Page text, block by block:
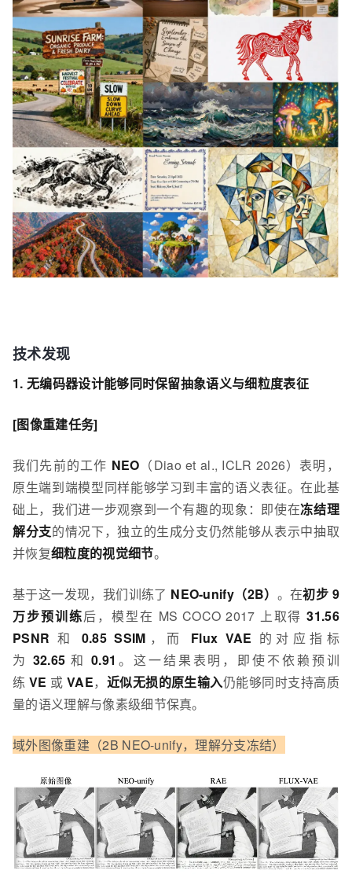
技术发现
1. 无编码器设计能够同时保留抽象语义与细粒度表征
[图像重建任务]
我们先前的工作 NEO （Diao et al., ICLR 2026）表明，
原生端到端模型同样能够学习到丰富的语义表征。在此基
础上，我们进一步观察到一个有趣的现象：即使在冻结理
解分支的情况下，独立的生成分支仍然能够从表示中抽取
并恢复细粒度的视觉细节。
基于这一发现，我们训练了 NEO-unify（2B） 。在初步 9
万步预训练后，模型在 MS COCO 2017 上取得31.56
PSNR 和 0.85 SSIM ，而 Flux VAE 的对应指标
为 32.65 和0.91 。这一结果表明，即使不依赖预训
练 VE 或VAE， 近似无损的原生输入仍能够同时支持高质
量的语义理解与像素级细节保真。
域外图像重建（2B NEO-unify，理解分支冻结）